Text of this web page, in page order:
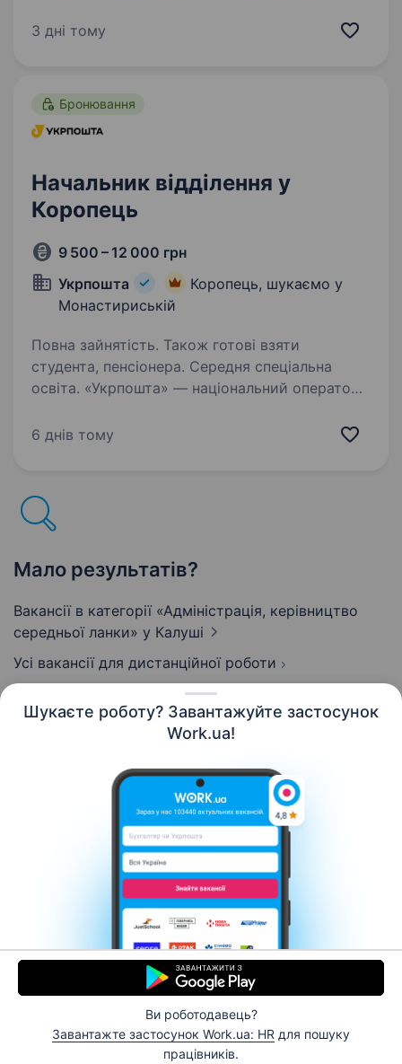
Шукаєте роботу? Завантажуйте застосунок
Work.ua!
Ви роботодавець?
Завантажте застосунок Work.ua: HR для пошуку
працівників.
ми чекаємо саме на вас! Ваша роль у команді:
3 дні тому
Бронювання
Начальник відділення у
Коропець
9 500 – 12 000 грн
Укрпошта
Коропець, шукаємо у
Монастириській
Повна зайнятість. Також готові взяти
студента, пенсіонера. Середня спеціальна
освіта. «Укрпошта» — національний оператор
роботодавець. Сьогодні команда «Укрпошти»
ефективності логістичних…
6 днів тому
Мало результатів?
Вакансії в категорії «Адмiнiстрацiя, керівництво
середньої ланки» у Калуші
Усі вакансії для дистанційної роботи
Контакти Про нас
Кар’єра
Допомога Умови використання
© 2006–2026 Work.ua. Сервіс пошуку роботи №1 в